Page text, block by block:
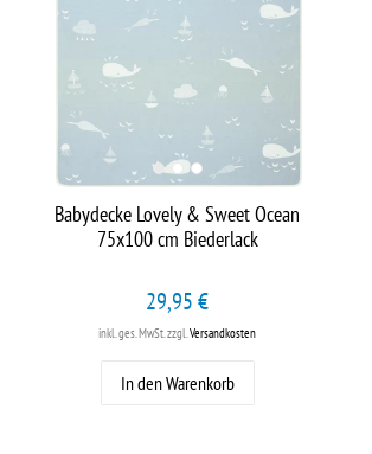
Babydecke Lovely & Sweet Ocean
75x100 cm Biederlack
29,95 €
inkl. ges. MwSt.zzgl.Versandkosten
In den Warenkorb